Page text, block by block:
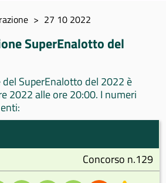
27 10 2022
SuperEnalotto del
SuperEnalotto del 2022 è
2022 alle ore 20:00. I numeri
Concorso n.129